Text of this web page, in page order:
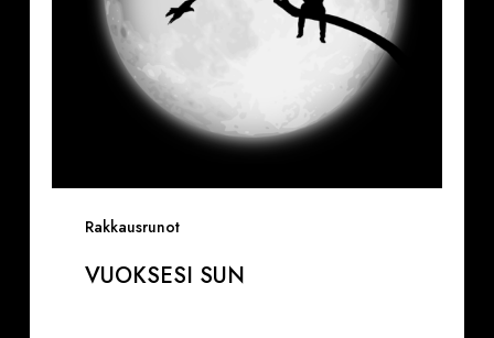
Rakkausrunot
VUOKSESI SUN